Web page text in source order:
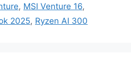
, MSI Venture 16,
2025, Ryzen AI 300